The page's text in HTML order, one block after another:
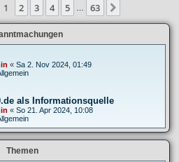
1von 63
1 2 3 4 5 63
« Sa 2. Nov 2024, 01:49
als Informationsquelle
« So 21. Apr 2024, 10:08
Themen